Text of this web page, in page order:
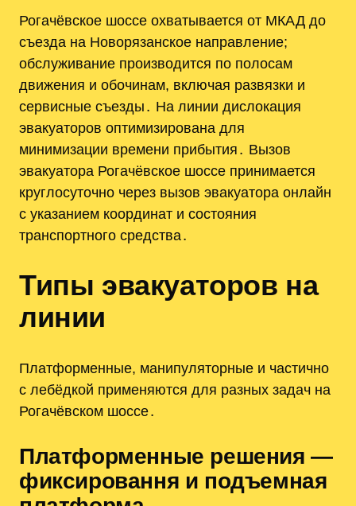
Рогачёвское шоссе охватывается от МКАД до
съезда на Новорязанское направление;
обслуживание производится по полосам
движения и обочинам, включая развязки и
сервисные съезды․ На линии дислокация
эвакуаторов оптимизирована для
минимизации времени прибытия․ Вызов
эвакуатора Рогачёвское шоссе принимается
круглосуточно через вызов эвакуатора онлайн
с указанием координат и состояния
транспортного средства․
Типы эвакуаторов на
линии
Платформенные, манипуляторные и частично
с лебёдкой применяются для разных задач на
Рогачёвском шоссе․
Платформенные решения —
фиксировання и подъемная